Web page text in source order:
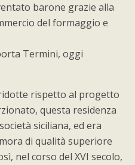
barone grazie alla
del formaggio e
Termini, oggi
rispetto al progetto
questa residenza
siciliana, ed era
di qualità superiore
nel corso del XVI secolo,